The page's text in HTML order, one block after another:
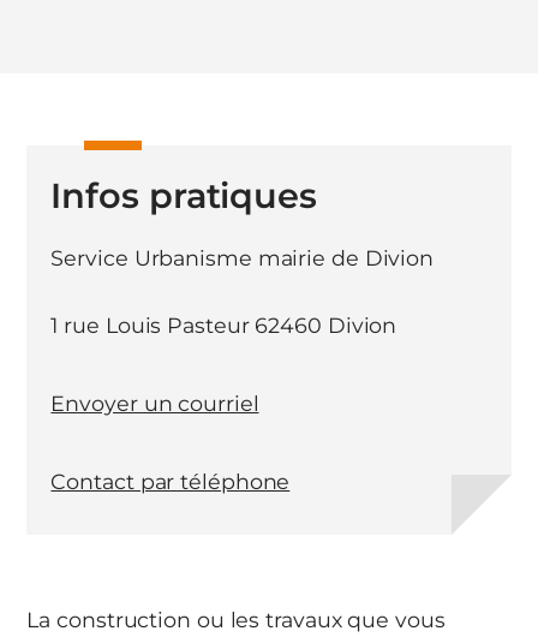
La construction ou les travaux que vous
Infos pratiques
Service Urbanisme mairie de Divion
1 rue Louis Pasteur 62460 Divion
Envoyer un courriel
Contact par téléphone